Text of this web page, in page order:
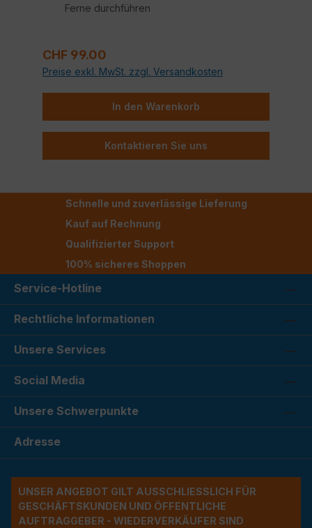
Ferne durchführen
Regulärer Preis:
CHF 99.00
Preise exkl. MwSt. zzgl. Versandkosten
In den Warenkorb
Kontaktieren Sie uns
Schnelle und zuverlässige Lieferung
Kauf auf Rechnung
Qualifizierter Support
100% sicheres Shoppen
Service-Hotline
Rechtliche Informationen
Unsere Services
Social Media
Unsere Schwerpunkte
Adresse
UNSER ANGEBOT GILT AUSSCHLIESSLICH FÜR G
ESCHÄFTSKUNDEN UND ÖFFENTLICHE A
UFTRAGGEBER - WIEDERVERKÄUFER SIND A